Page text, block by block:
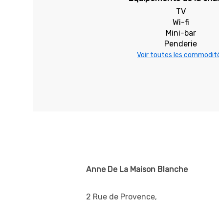
TV
Wi-fi
Mini-bar
Penderie
Voir toutes les
Anne De La Maison Blanche
2 Rue de Provence,